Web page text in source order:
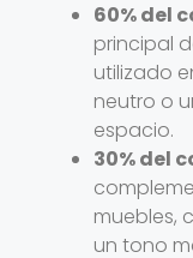
60% del
principal
utilizado
neutro o
espacio.
30% del
muebles,
un tono